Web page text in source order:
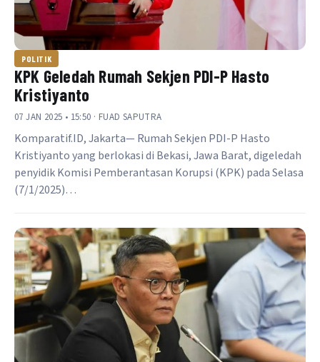
POLITIK
KPK Geledah Rumah Sekjen PDI-P Hasto
Kristiyanto
07 JAN 2025 • 15:50 · FUAD SAPUTRA
Komparatif.ID, Jakarta— Rumah Sekjen PDI-P Hasto
Kristiyanto yang berlokasi di Bekasi, Jawa Barat, digeledah
penyidik Komisi Pemberantasan Korupsi (KPK) pada Selasa
(7/1/2025)…